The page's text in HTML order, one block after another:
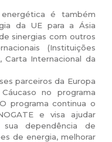
é também
da UE para a Ásia
sinergias com outros
(Instituições
Carta Internacional da
parceiros da Europa
no programa
programa continua o
e visa ajudar
dependência de
de energia, melhorar